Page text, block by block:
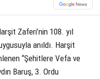
Zaferi’nin 108. yıl
anıldı. Harşit
“Şehitlere Vefa ve
Baruş, 3. Ordu